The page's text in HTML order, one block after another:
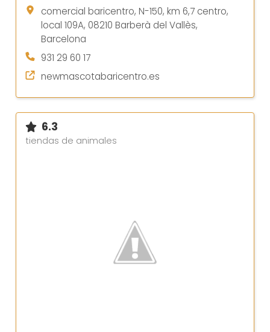
comercial baricentro, N-150, km 6,7 centro,
local 109A, 08210 Barberà del Vallès,
Barcelona
931 29 60 17
newmascotabaricentro.es
6.3
tiendas de animales